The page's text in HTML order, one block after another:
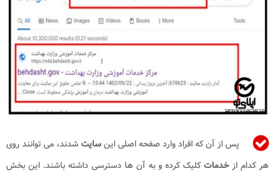
پس از آن که افراد وارد صفحه اصلی اینسایتشدند، می توانند روی
هر کدام ازخدماتکلیک کرده و به آن ها دسترسی داشته باشند. این بخش